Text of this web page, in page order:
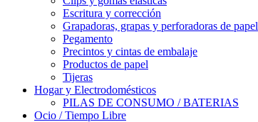
Escritura y corrección
Grapadoras, grapas y perforadoras de papel
Pegamento
Precintos y cintas de embalaje
Productos de papel
Tijeras
Hogar y Electrodomésticos
PILAS DE CONSUMO / BATERIAS
Ocio / Tiempo Libre